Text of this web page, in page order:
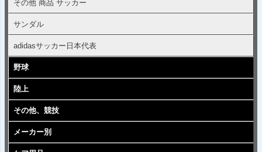
その他 商品 サッカー
サンダル
adidasサッカー日本代表
野球
陸上
その他、競技
メーカー別